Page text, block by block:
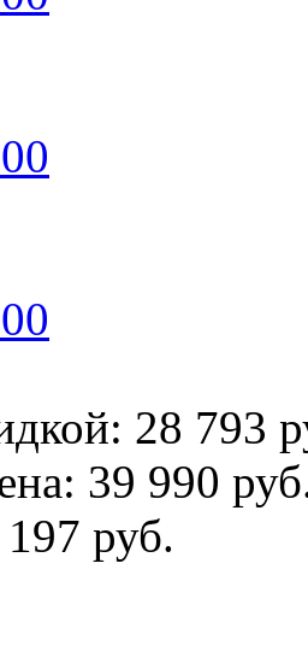
28 793
39 990
197 руб.